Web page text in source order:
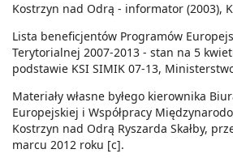
Kostrzyn nad Odrą - informator (2003),
Lista beneficjentów Programów
Terytorialnej 2007-2013 - stan na 5
podstawie KSI SIMIK 07-13,
Materiały własne byłego kierownika
Europejskiej i Współpracy
Kostrzyn nad Odrą Ryszarda Skałby,
marcu 2012 roku [c].